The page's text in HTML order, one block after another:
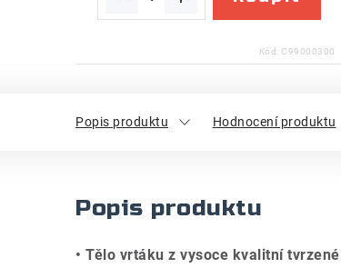
Kód: C99000300
Popis produktu Hodnocení produktu
Popis produktu
• Tělo vrtáku z vysoce kvalitní